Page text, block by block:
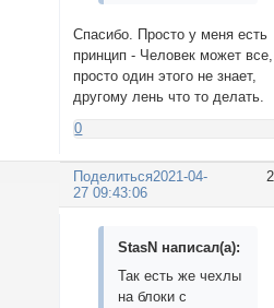
Спасибо. Просто у меня есть
принцип - Человек может все,
просто один этого не знает,
другому лень что то делать.
0
Поделиться2021-04-
27 09:43:06
StasN написал(а):
Так есть же чехлы
на блоки с